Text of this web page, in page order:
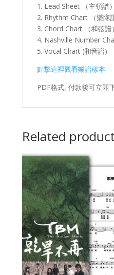
1. Lead Sheet （主領譜）
2. Rhythm Chart （樂隊
3. Chord Chart （和弦譜）
4. Nashville Number
5. Vocal Chart (和音譜)
點撃這裡觀看樂譜樣本
PDF格式, 付款後可立即
Related